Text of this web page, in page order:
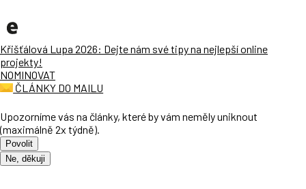
Křišťálová Lupa 2026: Dejte nám své tipy na nejlepší online
projekty!
NOMINOVAT
ČLÁNKY DO MAILU
Upozorníme vás na články, které by vám neměly uniknout
(maximálně 2x týdně).
Povolit
Ne, děkuji